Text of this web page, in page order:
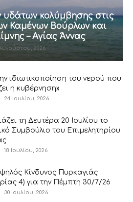
υδάτων κολύμβησης στις
Καμένων Βούρλων και
– Αγίας Άννας
2026
ιδιωτικοποίηση του νερού που
η κυβέρνηση»
24 Ιουλίου, 2026
τη Δευτέρα 20 Ιουλίου το
Συμβούλιο του Επιμελητηρίου
18 Ιουλίου, 2026
Κίνδυνος Πυρκαγιάς
4) για την Πέμπτη 30/7/26
30 Ιουλίου, 2026